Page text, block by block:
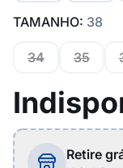
TAMANHO: 38
34 35
Retire